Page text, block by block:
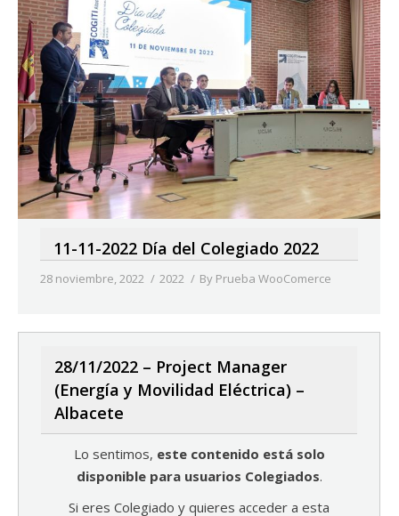
11-11-2022 Día del Colegiado 2022
28 noviembre, 2022 2022 By Prueba WooComerce
28/11/2022 – Project Manager
(Energía y Movilidad Eléctrica) –
Albacete
Lo sentimos, este contenido está solo
disponible para usuarios Colegiados.
Si eres Colegiado y quieres acceder a esta